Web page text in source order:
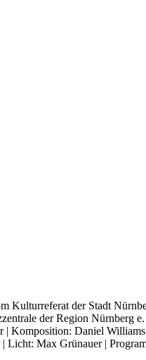
Kulturreferat der Stadt
der Region Nürnberg
| Komposition: Daniel
Max Grünauer |